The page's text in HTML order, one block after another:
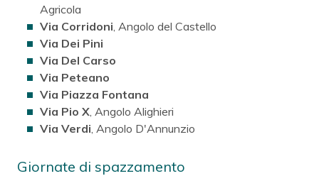
Agricola
Via Corridoni , Angolo del Castello
Via Dei Pini
Via Del Carso
Via Peteano
Via Piazza Fontana
Via Pio X , Angolo Alighieri
Via Verdi , Angolo D'Annunzio
Giornate di spazzamento